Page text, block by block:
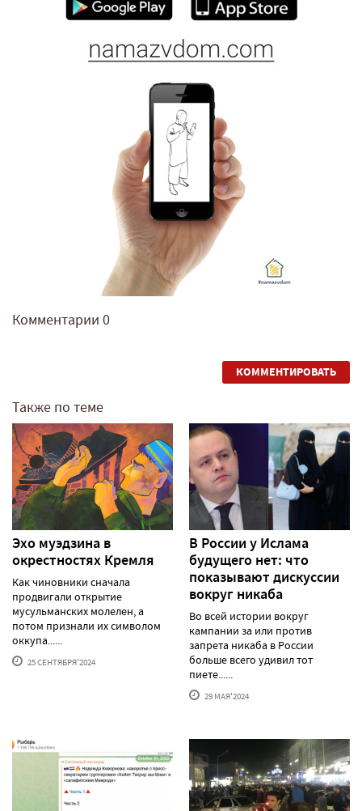
Комментарии 0
КОММЕНТИРОВАТЬ
Также по теме
Эхо муэдзина в
окрестностях Кремля
Как чиновники сначала
продвигали открытие
мусульманских молелен, а
потом признали их символом
оккупа......
25 СЕНТЯБРЯ'2024
В России у Ислама
будущего нет: что
показывают дискуссии
вокруг никаба
Во всей истории вокруг
кампании за или против
запрета никаба в России
больше всего удивил тот
пиете......
29 МАЯ'2024